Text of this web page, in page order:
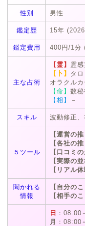
性別 男性
鑑定歴 15年
鑑定費用 400円/1分
主な占術
【霊】 霊
【卜】
タ
オラクルカ
【命】 数秘
【相】
－
スキル 波動修正
５ツール
【運営の推
【各社の推
【口コミの
【実際の並
【リアル体
聞かれる
情報
【自分のこ
【相手のこ
日 ：
月 ：